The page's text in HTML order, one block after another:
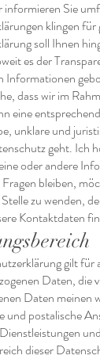
informieren Sie
klingen
soll Ihnen
es der
Informationen
dass wir im
eine
unklare und
geht. Ich
oder andere
bleiben,
zu wenden,
Kontaktdaten
gilt
Daten,
Daten
postalische
dieser